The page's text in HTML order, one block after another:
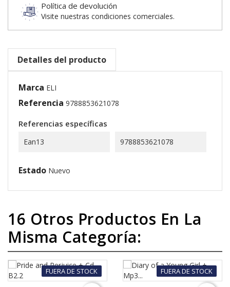
Política de devolución
Visite nuestras condiciones comerciales.
Detalles del producto
Marca ELI
Referencia 9788853621078
Referencias específicas
Ean13 9788853621078
Estado Nuevo
16 Otros Productos En La
Misma Categoría:
FUERA DE STOCK FUERA DE STOCK